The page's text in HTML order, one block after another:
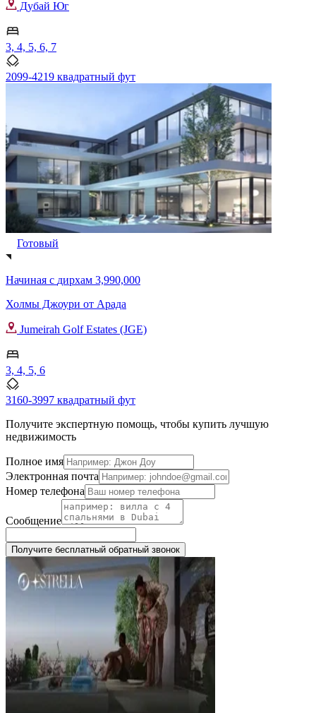
Дубай Юг
3, 4, 5, 6, 7
2099-4219 квадратный фут
Готовый
Начиная с дирхам 3,990,000
Холмы Джоури от Арада
Jumeirah Golf Estates (JGE)
3, 4, 5, 6
3160-3997 квадратный фут
Получите экспертную помощь, чтобы купить лучшую
недвижимость
Полное имя
Электронная почта
Номер телефона
Сообщение
Получите бесплатный обратный звонок